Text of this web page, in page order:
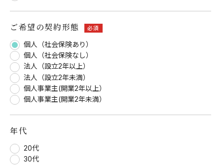
ご希望の契約形態 必須
個人（社会保険あり）
個人（社会保険なし）
法人（設立2年以上）
法人（設立2年未満）
個人事業主(開業2年以上）
個人事業主(開業2年未満）
年代
20代
30代